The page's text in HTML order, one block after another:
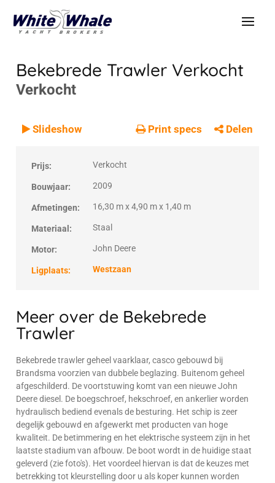
Bekebrede Trawler Verkocht
Verkocht
VERKOCHT
Verkocht
Slideshow Print specs Delen
Prijs: Verkocht
Bouwjaar: 2009
Afmetingen: 16,30 m x 4,90 m x 1,40 m
Materiaal: Staal
Motor: John Deere
Ligplaats: Westzaan
Meer over de Bekebrede
Trawler
Bekebrede trawler geheel vaarklaar, casco gebouwd bij
Brandsma voorzien van dubbele beglazing. Buitenom geheel
afgeschilderd. De voortstuwing komt van een nieuwe John
Deere diesel. De boegschroef, hekschroef, en ankerlier worden
hydraulisch bediend evenals de besturing. Het schip is zeer
degelijk gebouwd en afgewerkt met producten van hoge
kwaliteit. De betimmering en het elektrische systeem zijn in het
laatste stadium van afbouw. De boot wordt in de huidige staat
geleverd (zie foto's). Het voordeel hiervan is dat de keuzes met
betrekking tot kleurstelling door u als koper kunnen worden